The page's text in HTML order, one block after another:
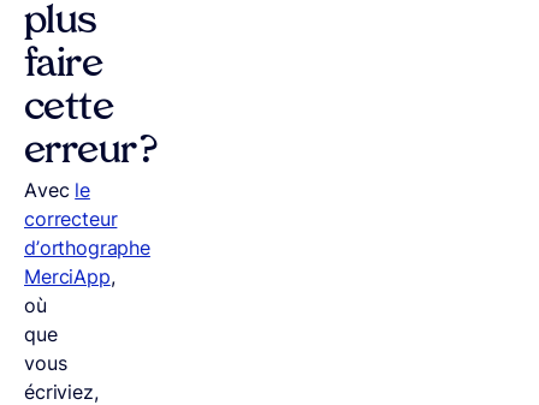
plus
faire
cette
erreur ?
Avec le
correcteur
d’orthographe
MerciApp,
où
que
vous
écriviez,